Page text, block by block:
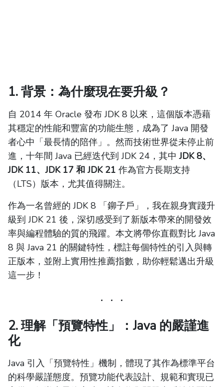
1. 背景：為什麼現在要升級？
自 2014 年 Oracle 發布 JDK 8 以來，這個版本憑藉
其穩定的性能和豐富的功能生態，成為了 Java 開發
者心中「最長情的陪伴」。然而技術世界從未停止前
進，十年間 Java 已經迭代到 JDK 24，其中JDK 8、
JDK 11、JDK 17 和 JDK 21 作為官方長期支持
（LTS）版本，尤其值得關注。
作為一名曾經的 JDK 8 「鉚子戶」，我在親身實踐升
級到 JDK 21 後，深切感受到了新版本帶來的開發效
率與編程體驗的質的飛躍。本文將帶你直觀對比 Java
8 與 Java 21 的關鍵特性，標註每個特性的引入與轉
正版本，並附上實用性推薦指數，助你輕鬆邁出升級
這一步！
2. 理解「預覽特性」：Java 的嚴謹進
化
Java 引入「預覽特性」機制，體現了其作為標準平台
的科學嚴謹態度。預覽功能代表設計、規範和實現已